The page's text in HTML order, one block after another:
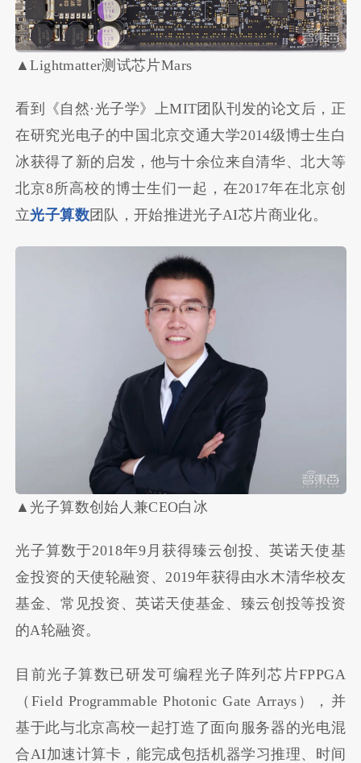
▲Lightmatter测试芯片Mars
看到《自然·光子学》上MIT团队刊发的论文后，正
在研究光电子的中国北京交通大学2014级博士生白
冰获得了新的启发，他与十余位来自清华、北大等
北京8所高校的博士生们一起，在2017年在北京创
立光子算数团队，开始推进光子AI芯片商业化。
▲光子算数创始人兼CEO白冰
光子算数于2018年9月获得臻云创投、英诺天使基
金投资的天使轮融资、2019年获得由水木清华校友
基金、常见投资、英诺天使基金、臻云创投等投资
的A轮融资。
目前光子算数已研发可编程光子阵列芯片FPPGA
（Field Programmable Photonic Gate Arrays），并
基于此与北京高校一起打造了面向服务器的光电混
合AI加速计算卡，能完成包括机器学习推理、时间